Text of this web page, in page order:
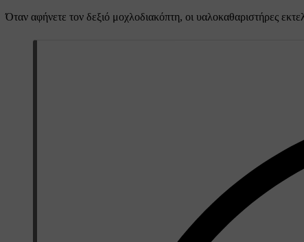
Όταν αφήνετε τον δεξιό μοχλοδιακόπτη, οι υαλοκαθαριστήρες